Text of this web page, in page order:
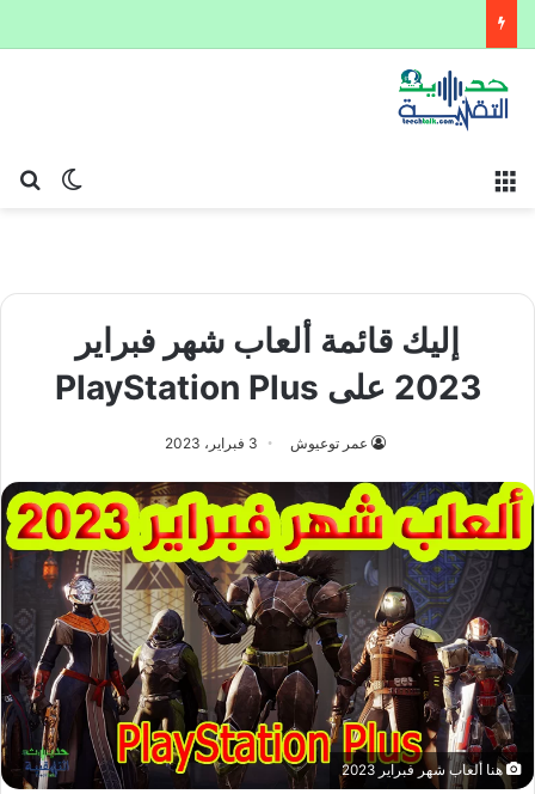
الوضع
إليك قائمة ألعاب شهر فبراير
2023 على PlayStation Plus
عمر توعيوش 3 فبراير، 2023
هنا ألعاب شهر فبراير 2023